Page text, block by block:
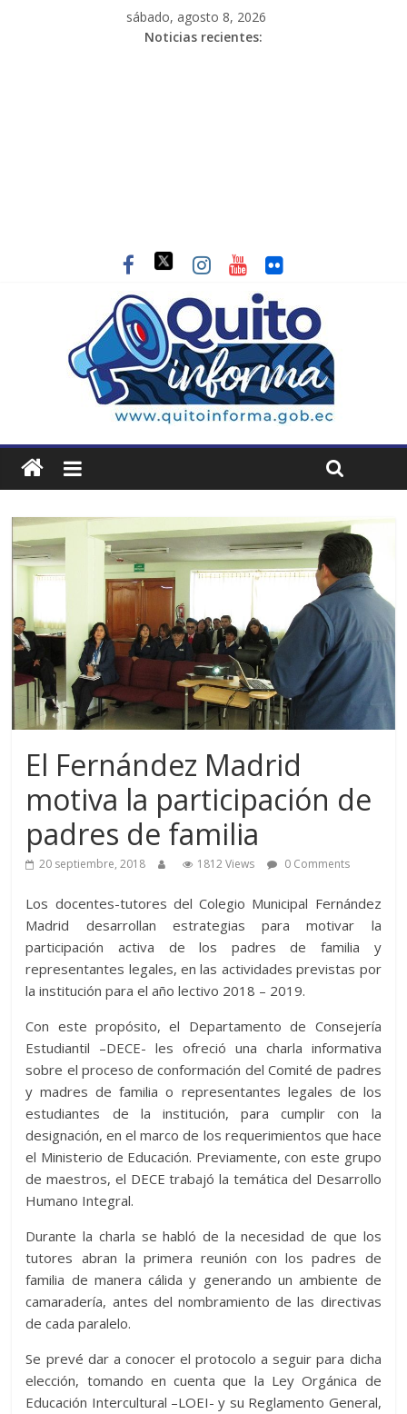
sábado, agosto 8, 2026
Noticias recientes:
El Fernández Madrid
motiva la participación de
padres de familia
20 septiembre, 2018 1812 Views 0 Comments
Los docentes-tutores del Colegio Municipal Fernández
Madrid desarrollan estrategias para motivar la
participación activa de los padres de familia y
representantes legales, en las actividades previstas por
la institución para el año lectivo 2018 – 2019.
Con este propósito, el Departamento de Consejería
Estudiantil –DECE- les ofreció una charla informativa
sobre el proceso de conformación del Comité de padres
y madres de familia o representantes legales de los
estudiantes de la institución, para cumplir con la
designación, en el marco de los requerimientos que hace
el Ministerio de Educación. Previamente, con este grupo
de maestros, el DECE trabajó la temática del Desarrollo
Humano Integral.
Durante la charla se habló de la necesidad de que los
tutores abran la primera reunión con los padres de
familia de manera cálida y generando un ambiente de
camaradería, antes del nombramiento de las directivas
de cada paralelo.
Se prevé dar a conocer el protocolo a seguir para dicha
elección, tomando en cuenta que la Ley Orgánica de
Educación Intercultural –LOEI- y su Reglamento General,